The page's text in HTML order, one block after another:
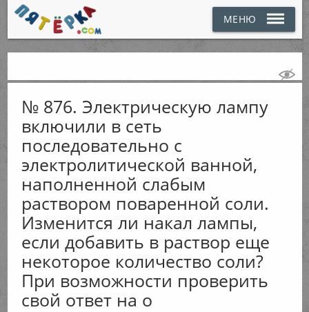
МЕНЮ
№ 876. Электрическую лампу
включили в сеть
последовательно с
электролитической ванной,
наполненной слабым
раствором поваренной соли.
Изменится ли накал лампы,
если добавить в раствор еще
некоторое количество соли?
При возможности проверить
свой ответ на о